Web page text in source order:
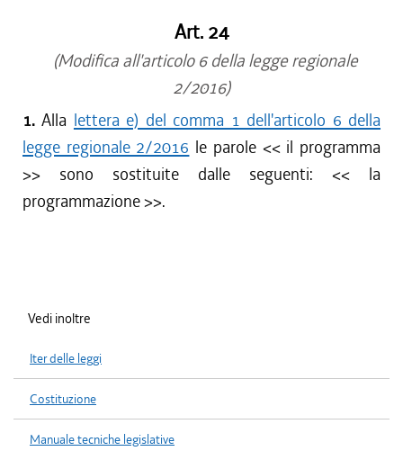
Art. 24
(Modifica all'articolo 6 della legge regionale
2/2016)
1.Alla lettera e) del comma 1 dell'articolo 6 della
legge regionale 2/2016 le parole << il programma
>> sono sostituite dalle seguenti: << la
programmazione>>.
Vedi inoltre
Iter delle leggi
Costituzione
Manuale tecniche legislative